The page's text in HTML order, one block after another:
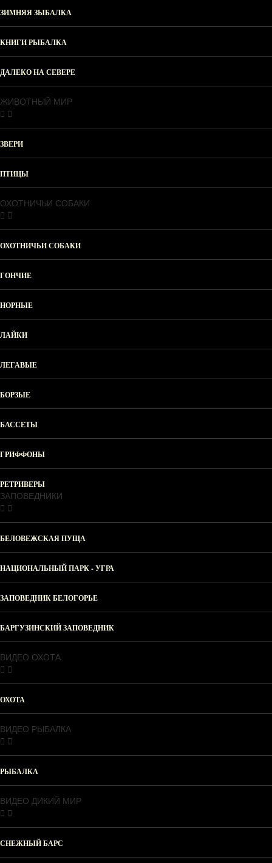
ЗИМНЯЯ ЗЫБАЛКА
КНИГИ РЫБАЛКА
ДАЛЕКО НА СЕВЕРЕ
ЖИВОТНЫЙ МИР
ЗВЕРИ
ПТИЦЫ
ОХОТНИЧЬИ СОБАКИ
ОХОТНИЧЬИ СОБАКИ
ГОНЧИЕ
НОРНЫЕ
ЛАЙКИ
ЛЕГАВЫЕ
БОРЗЫЕ
БАССЕТЫ
ГРИФФОНЫ
РЕТРИВЕРЫ
ЗАПОВЕДНИКИ
БЕЛОВЕЖСКАЯ ПУЩА
НАЦИОНАЛЬНЫЙ ПАРК - УГРА
ЗАПОВЕДНИК БЕЛОГОРЬЕ
БАРГУЗИНСКИЙ ЗАПОВЕДНИК
ВИДЕО ОХОТА
ОХОТА
ВИДЕО РЫБАЛКА
РЫБАЛКА
ВИДЕО ДИКИЙ МИР
СНЕЖНЫЙ БАРС